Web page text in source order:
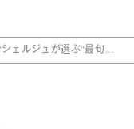
ェルジュが選ぶ“最旬手